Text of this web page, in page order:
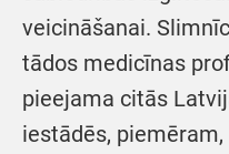
veicināšanai.
tādos medicīnas
pieejama citās
iestādēs,